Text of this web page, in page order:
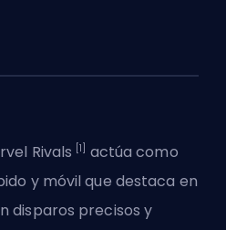
Rivals [1]
actúa como
y móvil que destaca en
disparos precisos y